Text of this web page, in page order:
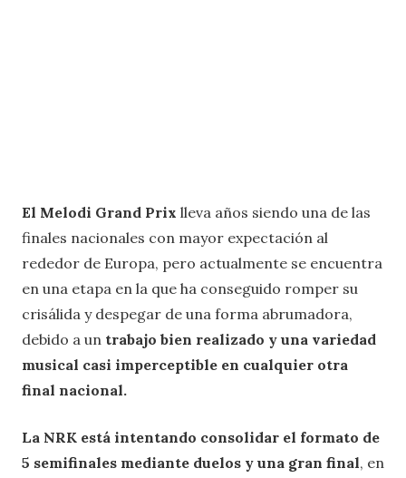
El Melodi Grand Prix lleva años siendo una de las
finales nacionales con mayor expectación al
rededor de Europa, pero actualmente se encuentra
en una etapa en la que ha conseguido romper su
crisálida y despegar de una forma abrumadora,
debido a un trabajo bien realizado y una variedad
musical casi imperceptible en cualquier otra
final nacional.
La NRK está intentando consolidar el formato de
5 semifinales mediante duelos y una gran final, en